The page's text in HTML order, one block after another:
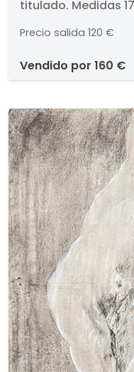
titulado. Medidas
Precio salida 120 €
vendido por 160 €